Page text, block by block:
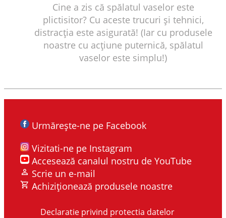
Cine a zis că spălatul vaselor este
plictisitor? Cu aceste trucuri și tehnici,
distracția este asigurată! (Iar cu produsele
noastre cu acțiune puternică, spălatul
vaselor este simplu!)
Urmărește-ne pe Facebook
Vizitati-ne pe Instagram
Accesează canalul nostru de YouTube
Scrie un e-mail
Achiziționează produsele noastre
Declaratie privind protectia datelor